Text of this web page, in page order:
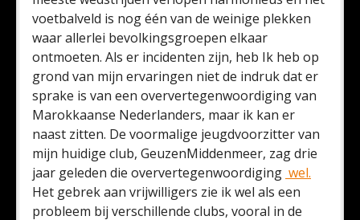
voetbalveld is nog één van de weinige plekken
waar allerlei bevolkingsgroepen elkaar
ontmoeten. Als er incidenten zijn, heb Ik heb op
grond van mijn ervaringen niet de indruk dat er
sprake is van een oververtegenwoordiging van
Marokkaanse Nederlanders, maar ik kan er
naast zitten. De voormalige jeugdvoorzitter van
mijn huidige club, GeuzenMiddenmeer, zag drie
jaar geleden die oververtegenwoordiging wel.
Het gebrek aan vrijwilligers zie ik wel als een
probleem bij verschillende clubs, vooral in de